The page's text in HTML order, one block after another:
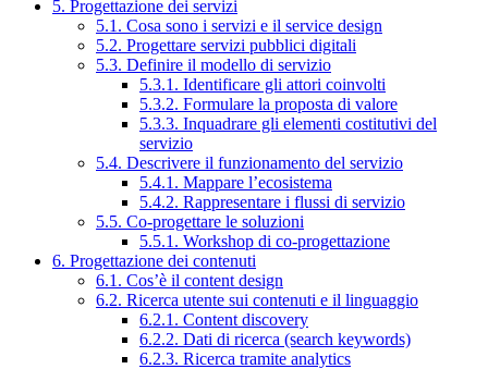
5. Progettazione dei servizi
5.1. Cosa sono i servizi e il service design
5.2. Progettare servizi pubblici digitali
5.3. Definire il modello di servizio
5.3.1. Identificare gli attori coinvolti
5.3.2. Formulare la proposta di valore
5.3.3. Inquadrare gli elementi costitutivi del
servizio
5.4. Descrivere il funzionamento del servizio
5.4.1. Mappare l’ecosistema
5.4.2. Rappresentare i flussi di servizio
5.5. Co-progettare le soluzioni
5.5.1. Workshop di co-progettazione
6. Progettazione dei contenuti
6.1. Cos’è il content design
6.2. Ricerca utente sui contenuti e il linguaggio
6.2.1. Content discovery
6.2.2. Dati di ricerca (search keywords)
6.2.3. Ricerca tramite analytics